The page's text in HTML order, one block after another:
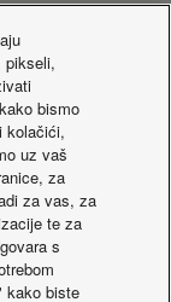
pikseli,
bismo
kolačići,
uz vaš
za
za vas, za
te za
s
kako biste